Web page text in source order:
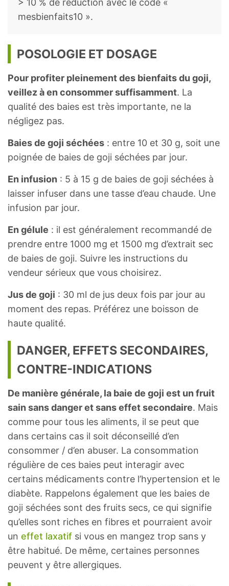
> 10 % de réduction avec le code «
mesbienfaits10 ».
POSOLOGIE ET DOSAGE
Pour profiter pleinement des bienfaits du goji,
veillez à en consommer suffisamment. La
qualité des baies est très importante, ne la
négligez pas.
Baies de goji séchées : entre 10 et 30 g, soit une
poignée de baies de goji séchées par jour.
En infusion : 5 à 15 g de baies de goji séchées à
laisser infuser dans une tasse d’eau chaude. Une
infusion par jour.
En gélule : il est généralement recommandé de
prendre entre 1000 mg et 1500 mg d’extrait sec
de baies de goji. Suivre les instructions du
vendeur sérieux que vous choisirez.
Jus de goji : 30 ml de jus deux fois par jour au
moment des repas. Préférez une boisson de
haute qualité.
DANGER, EFFETS SECONDAIRES,
CONTRE-INDICATIONS
De manière générale, la baie de goji est un fruit
sain sans danger et sans effet secondaire. Mais
comme pour tous les aliments, il se peut que
dans certains cas il soit déconseillé d’en
consommer / d’en abuser. La consommation
régulière de ces baies peut interagir avec
certains médicaments contre l’hypertension et le
diabète. Rappelons également que les baies de
goji séchées sont des fruits secs, ce qui signifie
qu’elles sont riches en fibres et pourraient avoir
un effet laxatif si vous en mangez trop sans y
être habitué. De même, certaines personnes
peuvent y être allergiques.